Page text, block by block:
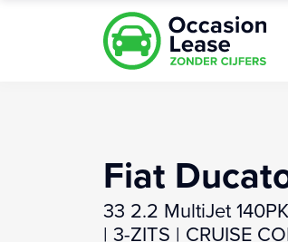
Fiat
33 2.2 MultiJet
| 3-ZITS | CRUISE